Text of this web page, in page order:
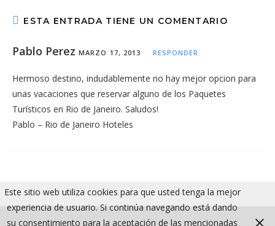
ESTA ENTRADA TIENE UN COMENTARIO
Pablo Perez MARZO 17, 2013 RESPONDER
Hermoso destino, indudablemente no hay mejor opcion para
unas vacaciones que reservar alguno de los Paquetes
Turísticos en Rio de Janeiro. Saludos!
Pablo – Rio de Janeiro Hoteles
Este sitio web utiliza cookies para que usted tenga la mejor
experiencia de usuario. Si continúa navegando está dando
su consentimiento para la aceptación de las mencionadas